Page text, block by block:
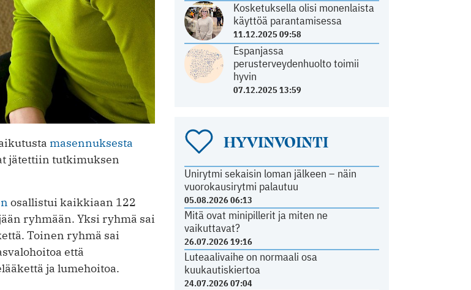
Kosketuksella olisi monenlaista
käyttöä parantamisessa
11.12.2025 09:58
Espanjassa
perusterveydenhuolto toimii
hyvin
07.12.2025 13:59
HYVINVOINTI
Unirytmi sekaisin loman jälkeen – näin
vuorokausirytmi palautuu
05.08.2026 06:13
Mitä ovat minipillerit ja miten ne
vaikuttavat?
26.07.2026 19:16
Luteaalivaihe on normaali osa
kuukautiskiertoa
24.07.2026 07:04
masennuksesta
jätettiin tutkimuksen
osallistui kaikkiaan 122
ryhmään. Yksi ryhmä sai
Toinen ryhmä sai
että
ja lumehoitoa.